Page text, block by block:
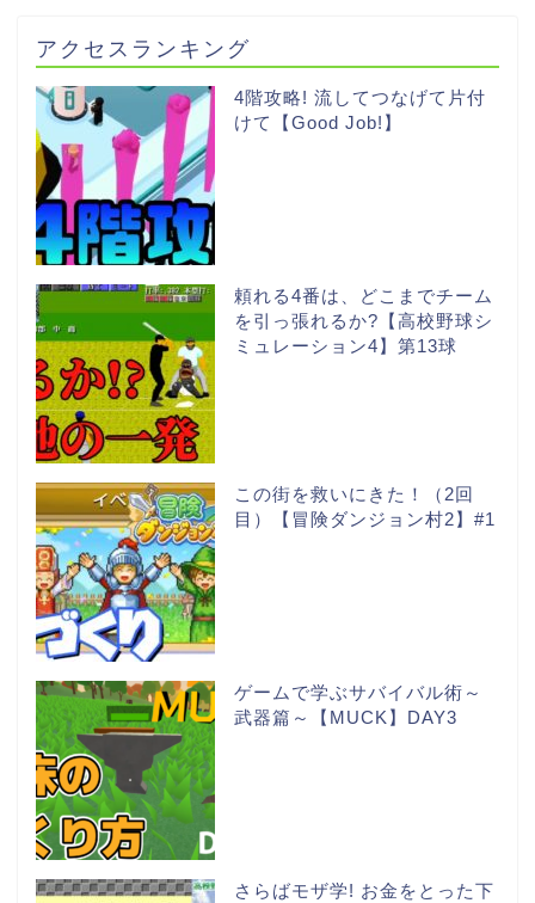
アクセスランキング
4階攻略! 流してつなげて片付
けて【Good Job!】
頼れる4番は、どこまでチーム
を引っ張れるか?【高校野球シ
ミュレーション4】第13球
この街を救いにきた！（2回
目）【冒険ダンジョン村2】#1
ゲームで学ぶサバイバル術～
武器篇～【MUCK】DAY3
さらばモザ学! お金をとった下